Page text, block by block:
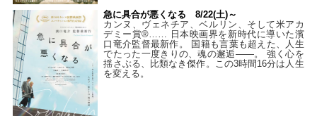
急に具合が悪くなる 8/22(土)～
カンヌ、ヴェネチア、ベルリン、そして米アカ
デミー賞®…… 日本映画界を新時代に導いた濱
口竜介監督最新作。 国籍も言葉も超えた、人生
でたった一度きりの、魂の邂逅――。 強く心を
揺さぶる、比類なき傑作。この3時間16分は人生
を変える。